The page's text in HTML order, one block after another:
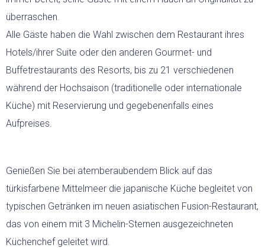
überraschen.
Alle Gäste haben die Wahl zwischen dem Restaurant ihres
Hotels/ihrer Suite oder den anderen Gourmet- und
Buffetrestaurants des Resorts, bis zu 21 verschiedenen
während der Hochsaison (traditionelle oder internationale
Küche) mit Reservierung und gegebenenfalls eines
Aufpreises.
Genießen Sie bei atemberaubendem Blick auf das
türkisfarbene Mittelmeer die japanische Küche begleitet von
typischen Getränken im neuen asiatischen Fusion-Restaurant,
das von einem mit 3 Michelin-Sternen ausgezeichneten
Küchenchef geleitet wird.